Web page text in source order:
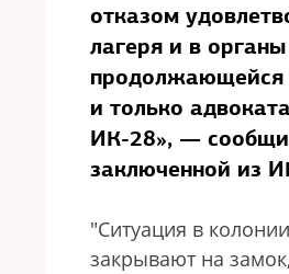
отказом
лагеря и в
продолжающейся
и только
ИК-28», —
заключенной из
"Ситуация в
закрывают на